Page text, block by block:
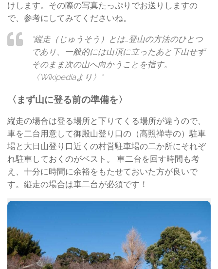
けします。その際の写真たっぷりでお送りしますの
で、参考にしてみてくださいね。
“縦走（じゅうそう）とは…登山の方法のひとつ
であり、一般的には山頂に立ったあと下山せず
そのまま次の山へ向かうことを指す。
〈Wikipediaより〉”
〈まず山に登る前の準備を〉
縦走の場合は登る場所と下りてくる場所が違うので、
車を二台用意して御殿山登り口の（高照禅寺の）駐車
場と大日山登り口近くの村営駐車場の二か所にそれぞ
れ駐車しておくのがベスト。 車二台を回す時間も考
え、十分に時間に余裕をもたせておいた方が良いで
す。縦走の場合は車二台が必須です！